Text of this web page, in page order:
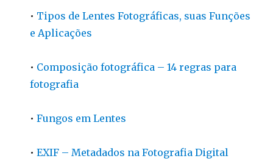
• Tipos de Lentes Fotográficas, suas Funções
e Aplicações
• Composição fotográfica – 14 regras para
fotografia
•Fungos em Lentes
•EXIF – Metadados na Fotografia Digital